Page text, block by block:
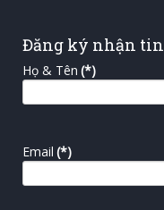
Đăng ký nhận tin
Họ & Tên (*)
Email (*)